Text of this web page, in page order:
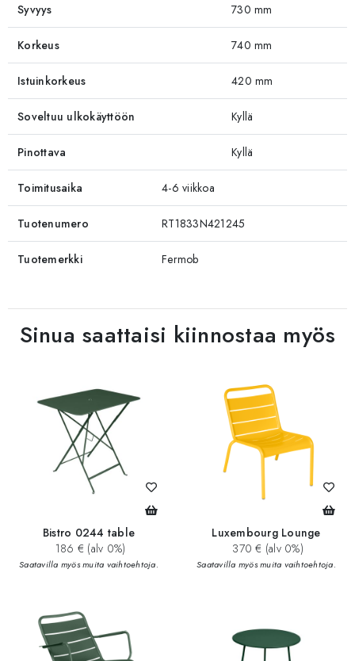
Syvyys 730 mm
Korkeus 740 mm
Istuinkorkeus 420 mm
Soveltuu ulkokäyttöön Kyllä
Pinottava Kyllä
Toimitusaika 4-6 viikkoa
Tuotenumero RT1833N421245
Tuotemerkki Fermob
Sinua saattaisi kiinnostaa myös
Bistro 0244 table
186 € (alv 0%)
Saatavilla myös muita vaihtoehtoja.
Luxembourg Lounge
370 € (alv 0%)
Saatavilla myös muita vaihtoehtoja.